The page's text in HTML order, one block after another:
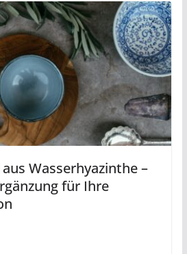
Wasserhyazinthe –
für Ihre